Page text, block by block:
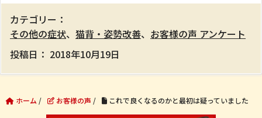
カテゴリー：
その他の症状、 猫背・姿勢改善、 お客様の声 アンケート
投稿日： 2018年10月19日
ホーム / お客様の声 / これで良くなるのかと最初は疑っていました